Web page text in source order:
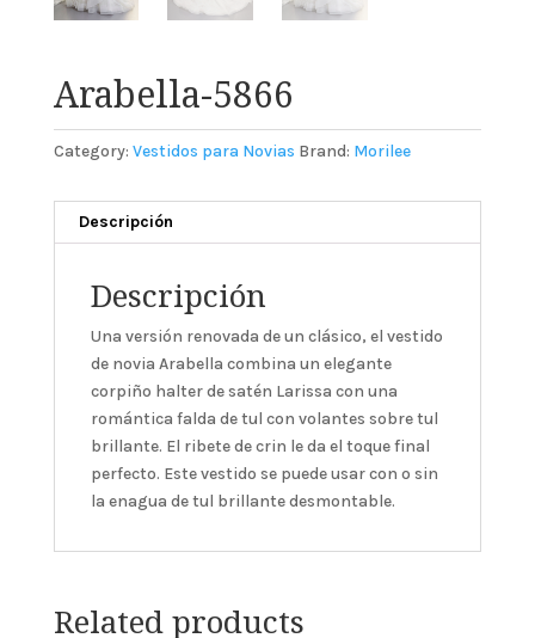
Arabella-5866
Category: Vestidos para Novias Brand: Morilee
Descripción
Descripción
Una versión renovada de un clásico, el vestido
de novia Arabella combina un elegante
corpiño halter de satén Larissa con una
romántica falda de tul con volantes sobre tul
brillante. El ribete de crin le da el toque final
perfecto. Este vestido se puede usar con o sin
la enagua de tul brillante desmontable.
Related products